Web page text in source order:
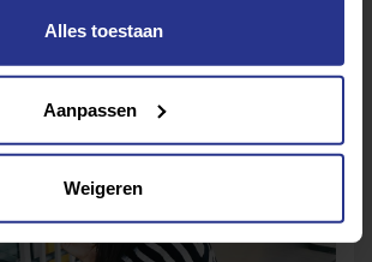
Alles toestaan
Aanpassen
Weigeren